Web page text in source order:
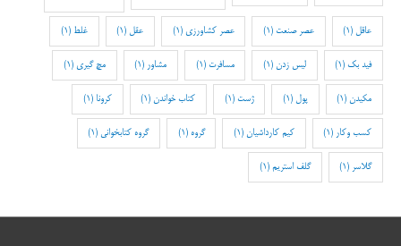
عاقل (1) عصر صنعت (1) عصر کشاورزی (1) عقل (1) غلط (1)
فید بک(1) لیس زدن (1) مسافرت (1) مشاور (1) مچ گیری (1)
مکیدن (1) پول (1) ژست (1) کتاب خواندن (1) کرونا (1)
کسب وکار (1) کیم کارداشیان (1) گروه (1) گروه کتابخوانی (1)
گلاسر (1) گلف استریم (1)